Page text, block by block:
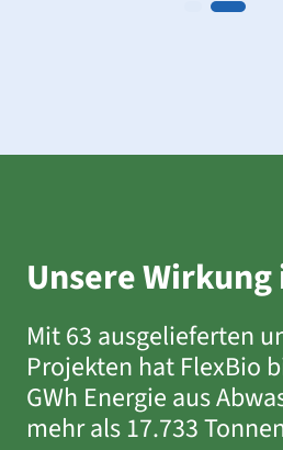
Unsere
Mit 63 ausgelieferten
Projekten hat FlexBio
GWh Energie aus
mehr als 17.733